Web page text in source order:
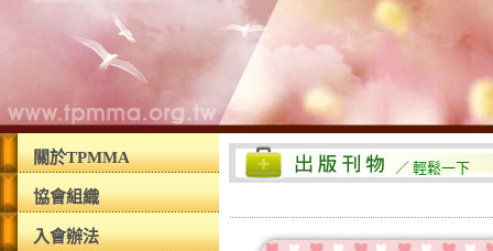
關於TPMMA
協會組織
入會辦法
／ 輕鬆一下